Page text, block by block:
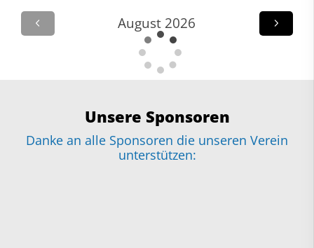
August 2026
Unsere Sponsoren
Danke an alle Sponsoren die unseren Verein
unterstützen: